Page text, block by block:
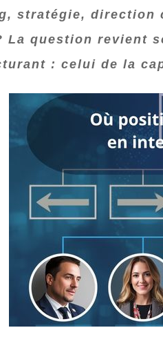
stratégie, direction
La question revient
: celui de la